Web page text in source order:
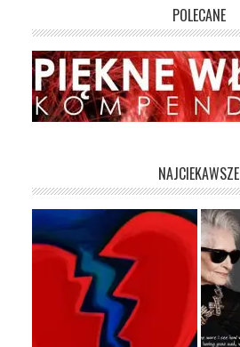
POLECANE
NAJCIEKAWSZE